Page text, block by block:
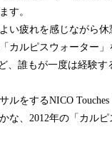
す。
疲れを感じながら
カルピスウォーター
、誰もが一度は経験
をするNICO
な、2012年の「カル